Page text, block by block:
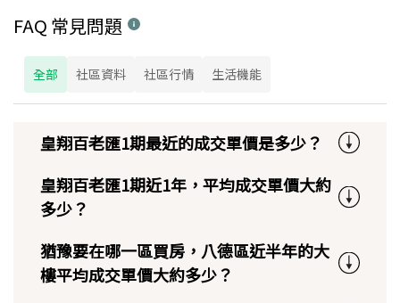
FAQ 常見問題
全部 社區資料 社區行情 生活機能
皇翔百老匯1期最近的成交單價是多少？
皇翔百老匯1期近1年，平均成交單價大約
多少？
猶豫要在哪一區買房，八德區近半年的大
樓平均成交單價大約多少？